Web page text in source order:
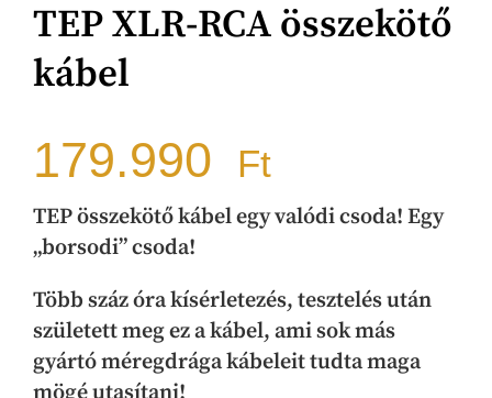
TEP XLR-RCA összekötő
kábel
179.990 Ft
TEP összekötő kábel egy valódi csoda! Egy
„borsodi” csoda!
Több száz óra kísérletezés, tesztelés után
született meg ez a kábel, ami sok más
gyártó méregdrága kábeleit tudta maga